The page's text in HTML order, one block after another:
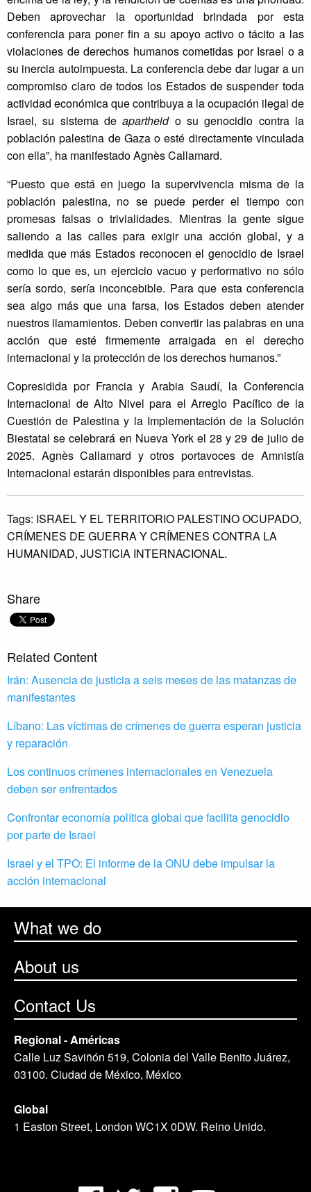
Deben aprovechar la oportunidad brindada por esta
conferencia para poner fin a su apoyo activo o tácito a las
violaciones de derechos humanos cometidas por Israel o a
su inercia autoimpuesta. La conferencia debe dar lugar a un
compromiso claro de todos los Estados de suspender toda
actividad económica que contribuya a la ocupación ilegal de
Israel, su sistema deapartheido su genocidio contra la
población palestina de Gaza o esté directamente vinculada
con ella”, ha manifestado Agnès Callamard.
“Puesto que está en juego la supervivencia misma de la
población palestina, no se puede perder el tiempo con
promesas falsas o trivialidades. Mientras la gente sigue
saliendo a las calles para exigir una acción global, y a
medida que más Estados reconocen el genocidio de Israel
como lo que es, un ejercicio vacuo y performativo no sólo
sería sordo, sería inconcebible. Para que esta conferencia
sea algo más que una farsa, los Estados deben atender
nuestros llamamientos. Deben convertir las palabras en una
acción que esté firmemente arraigada en el derecho
internacional y la protección de los derechos humanos.”
Copresidida por Francia y Arabia Saudí, la Conferencia
Internacional de Alto Nivel para el Arreglo Pacífico de la
Cuestión de Palestina y la Implementación de la Solución
Biestatal se celebrará en Nueva York el 28 y 29 de julio de
2025. Agnès Callamard y otros portavoces de Amnistía
Internacional estarán disponibles para entrevistas.
Tags: ISRAEL Y EL TERRITORIO PALESTINO OCUPADO,
CRÍMENES DE GUERRA Y CRÍMENES CONTRA LA
HUMANIDAD, JUSTICIA INTERNACIONAL.
Share
Related Content
Irán: Ausencia de justicia a seis meses de las matanzas de
manifestantes
Líbano: Las víctimas de crímenes de guerra esperan justicia
y reparación
Los continuos crímenes internacionales en Venezuela
deben ser enfrentados
Confrontar economía política global que facilita genocidio
por parte de Israel
Israel y el TPO: El informe de la ONU debe impulsar la
acción internacional
What we do
About us
Contact Us
Regional - Américas
Calle Luz Saviñón 519, Colonia del Valle Benito Juárez,
03100. Ciudad de México, México
Global
1 Easton Street, London WC1X 0DW. Reino Unido.